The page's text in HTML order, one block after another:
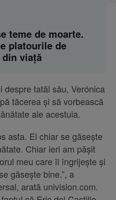
teme de moarte.
platourile de
viață
despre tatăl său, Verónica
tăcerea și să vorbească
ale acestuia.
asta. El chiar se găsește
Chiar ieri am pășit
meu care îl îngrijește și
găsește bine.”, a
arată univision.com.